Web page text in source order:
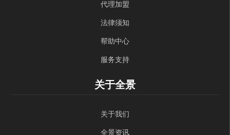
代理加盟
法律须知
帮助中心
服务支持
关于全景
关于我们
全景资讯